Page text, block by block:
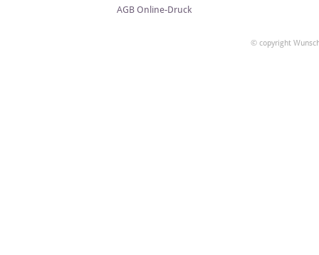
AGB Online-Druck
© copyright